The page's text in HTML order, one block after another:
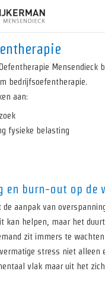
Bellen
Mensendieck
bedrijfsoefentherapie.
aan:
fysieke belasting
en burn-out op de
de aanpak van
kan helpen, maar het
zit immers te
stress niet alleen
vlak maar uit het